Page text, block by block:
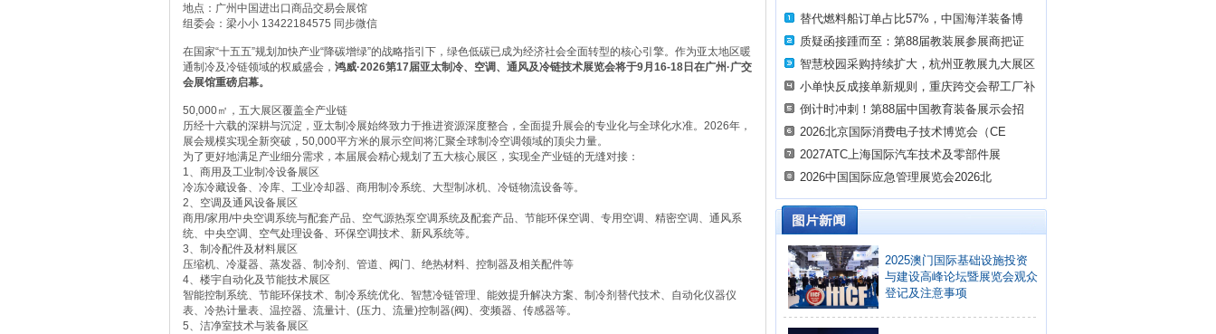
地点：广州中国进出口商品交易会展馆
组委会：梁小小 13422184575 同步微信
在国家“十五五”规划加快产业“降碳增绿”的战略指引下，绿色低碳已成为经济社会全面转型的核心引擎。作为亚太地区暖
通制冷及冷链领域的权威盛会， 鸿威·2026第17届亚太制冷、空调、通风及冷链技术展览会将于9月16-18日在广州·广交
会展馆重磅启幕。
50,000㎡，五大展区覆盖全产业链
历经十六载的深耕与沉淀，亚太制冷展始终致力于推进资源深度整合，全面提升展会的专业化与全球化水准。2026年，
展会规模实现全新突破，50,000平方米的展示空间将汇聚全球制冷空调领域的顶尖力量。
为了更好地满足产业细分需求，本届展会精心规划了五大核心展区，实现全产业链的无缝对接：
1、商用及工业制冷设备展区
冷冻冷藏设备、冷库、工业冷却器、商用制冷系统、大型制冰机、冷链物流设备等。
2、空调及通风设备展区
商用/家用/中央空调系统与配套产品、空气源热泵空调系统及配套产品、节能环保空调、专用空调、精密空调、通风系
统、中央空调、空气处理设备、环保空调技术、新风系统等。
3、制冷配件及材料展区
压缩机、冷凝器、蒸发器、制冷剂、管道、阀门、绝热材料、控制器及相关配件等
4、楼宇自动化及节能技术展区
智能控制系统、节能环保技术、制冷系统优化、智慧冷链管理、能效提升解决方案、制冷剂替代技术、自动化仪器仪
表、冷热计量表、温控器、流量计、(压力、流量)控制器(阀)、变频器、传感器等。
5、洁净室技术与装备展区
替代燃料船订单占比57%，中国海洋装备博
质疑函接踵而至：第88届教装展参展商把证
智慧校园采购持续扩大，杭州亚教展九大展区
小单快反成接单新规则，重庆跨交会帮工厂补
倒计时冲刺！第88届中国教育装备展示会招
2026北京国际消费电子技术博览会（CE
2027ATC上海国际汽车技术及零部件展
2026中国国际应急管理展览会2026北
2025澳门国际基础设施投资
与建设高峰论坛暨展览会观众
登记及注意事项